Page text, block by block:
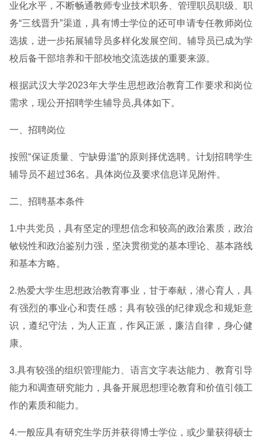
业化水平，不断畅通教师专业技术职务、管理职员职级、职
务“三线晋升”渠道，具有博士学位的还可申请专任教师岗位
选拔，进一步拓展辅导员多样化发展空间。辅导员已成为学
校后备干部培养和干部校地交流选拔的重要来源。
根据武汉大学2023年大学生思想政治教育工作要求和岗位
需求，现公开招聘学生辅导员,具体如下。
一、招聘岗位
按照“保证质量、宁缺毋滥”的原则择优选聘。计划招聘学生
辅导员不超过36名。具体岗位及要求信息详见附件。
二、招聘基本条件
1.中共党员，具有坚定的理想信念和较高的政治素质，政治
敏锐性和政治鉴别力强，坚决贯彻党的基本理论、基本路线
和基本方略。
2.热爱大学生思想政治教育事业，甘于奉献，潜心育人，具
有强烈的事业心和责任感；具有较强的纪律观念和规矩意
识，遵纪守法，为人正直，作风正派，廉洁自律，身心健
康。
3.具有较强的组织管理能力、语言文字表达能力、教育引导
能力和调查研究能力，具备开展思想理论教育和价值引领工
作的素质和能力。
4.一般应具有研究生学历并获得博士学位，或少量获得硕士